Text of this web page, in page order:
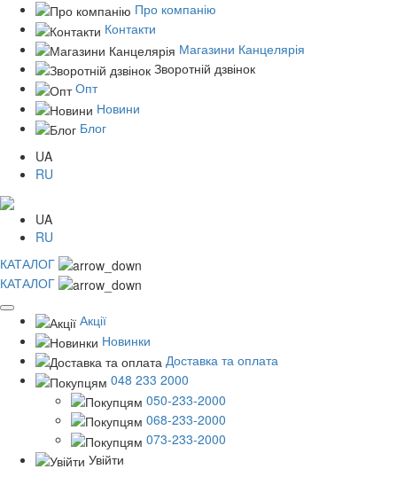
Про компанію
Контакти
Магазини Канцелярія
Зворотній дзвінок
Опт
Новини
Блог
UA
RU
UA
RU
КАТАЛОГ
КАТАЛОГ
Акції
Новинки
Доставка та оплата
048 233 2000
050-233-2000
068-233-2000
073-233-2000
Увійти